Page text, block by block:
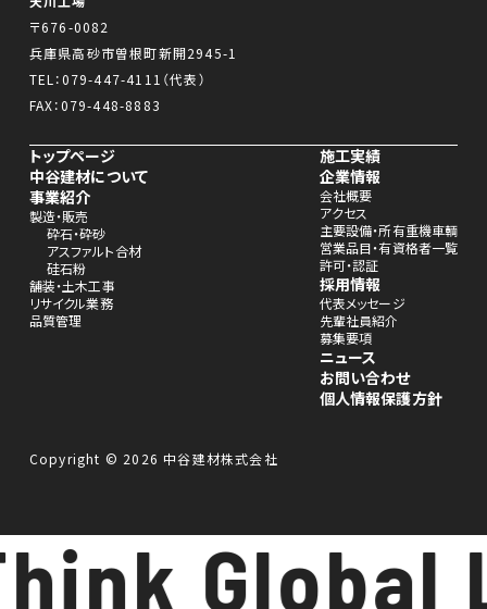
〒676-0082
兵庫県高砂市曽根町新開2945-1
TEL：079-447-4111 （代表）
FAX：079-448-8883
トップページ
中谷建材について
事業紹介
製造・販売
砕石・砕砂
アスファルト合材
硅石粉
舗装・土木工事
リサイクル業務
品質管理
施工実績
企業情報
会社概要
アクセス
主要設備・所有重機車輌
営業品目・有資格者一覧
許可・認証
採用情報
代表メッセージ
先輩社員紹介
募集要項
ニュース
お問い合わせ
個人情報保護方針
Copyright © 2026 中谷建材株式会社
Global